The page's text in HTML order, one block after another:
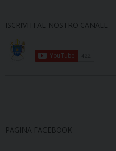
ISCRIVITI AL NOSTRO CANALE
PAGINA FACEBOOK